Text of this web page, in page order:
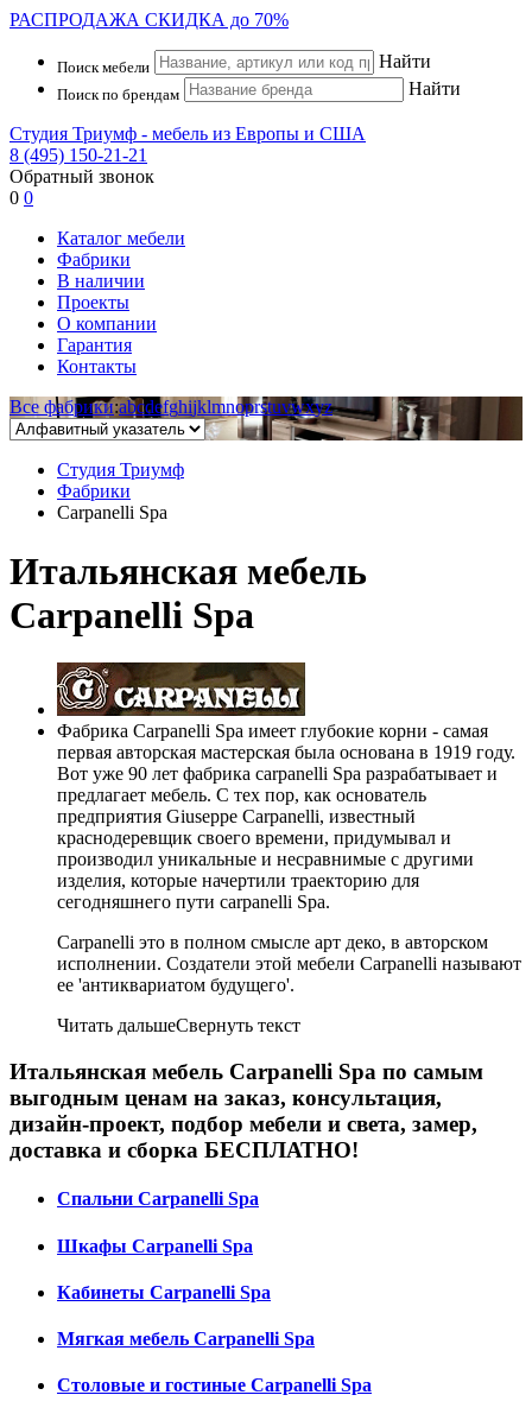
РАСПРОДАЖА СКИДКА до 70%
Поиск мебели Найти
Поиск по брендам Найти
Студия Триумф - мебель из Европы и США
8 (495) 150-21-21
Обратный звонок
0 0
Каталог мебели
Фабрики
В наличии
Проекты
О компании
Гарантия
Контакты
Все фабрики:abcdefghijklmnoprstuvwxyz
Студия Триумф
Фабрики
Carpanelli Spa
Итальянская мебель
Carpanelli Spa
Фабрика Carpanelli Spa имеет глубокие корни - самая
первая авторская мастерская была основана в 1919 году.
Вот уже 90 лет фабрика carpanelli Spa разрабатывает и
предлагает мебель. С тех пор, как основатель
предприятия Giuseppe Carpanelli, известный
краснодеревщик своего времени, придумывал и
производил уникальные и несравнимые с другими
изделия, которые начертили траекторию для
сегодняшнего пути carpanelli Spa.
Carpanelli это в полном смысле арт деко, в авторском
исполнении. Создатели этой мебели Carpanelli называют
ее 'антиквариатом будущего'.
Читать дальшеСвернуть текст
Итальянская мебель Carpanelli Spa по самым
выгодным ценам на заказ, консультация,
дизайн-проект, подбор мебели и света, замер,
доставка и сборка БЕСПЛАТНО!
Спальни Carpanelli Spa
Шкафы Carpanelli Spa
Кабинеты Carpanelli Spa
Мягкая мебель Carpanelli Spa
Столовые и гостиные Carpanelli Spa